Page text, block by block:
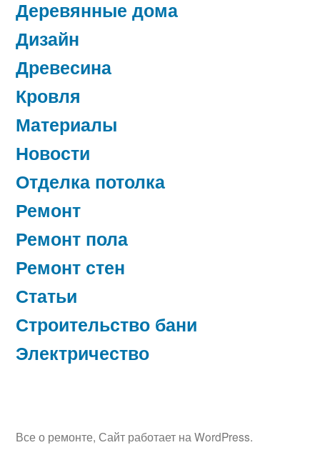
Деревянные дома
Дизайн
Древесина
Кровля
Материалы
Новости
Отделка потолка
Ремонт
Ремонт пола
Ремонт стен
Статьи
Строительство бани
Электричество
Все о ремонте, Сайт работает на WordPress.